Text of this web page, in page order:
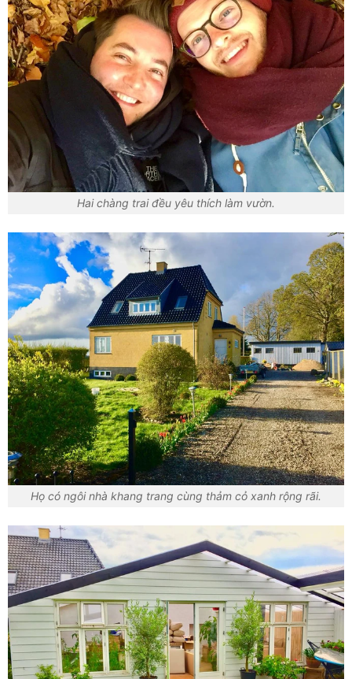
Hai chàng trai đều yêu thích làm vườn.
Họ có ngôi nhà khang trang cùng thảm cỏ xanh rộng rãi.